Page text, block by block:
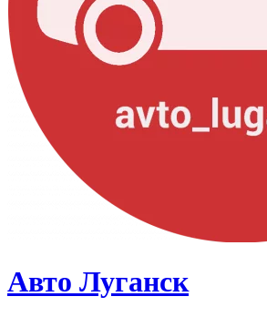
Авто Луганск